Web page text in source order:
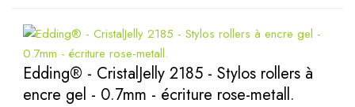
Edding® - CristalJelly 2185 - Stylos rollers à
encre gel - 0.7mm - écriture rose-metall.